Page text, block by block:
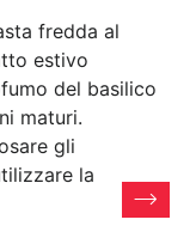
fredda al
estivo
del basilico
maturi.
gli
la